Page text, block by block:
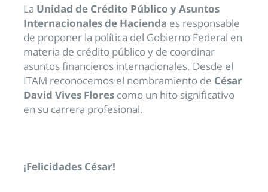
La Unidad de Crédito Público y Asuntos
Internacionales de Hacienda es responsable
de proponer la política del Gobierno Federal en
materia de crédito público y de coordinar
asuntos financieros internacionales. Desde el
ITAM reconocemos el nombramiento de César
David Vives Flores como un hito significativo
en su carrera profesional.
¡Felicidades César!